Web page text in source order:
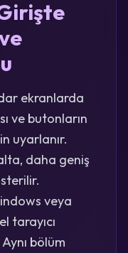
ekranlarda
ve butonların
uyarlanır.
daha geniş
veya
tarayıcı
bölüm